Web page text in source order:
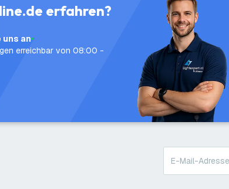
erfahren?
uns an
erreichbar von 08:00 -